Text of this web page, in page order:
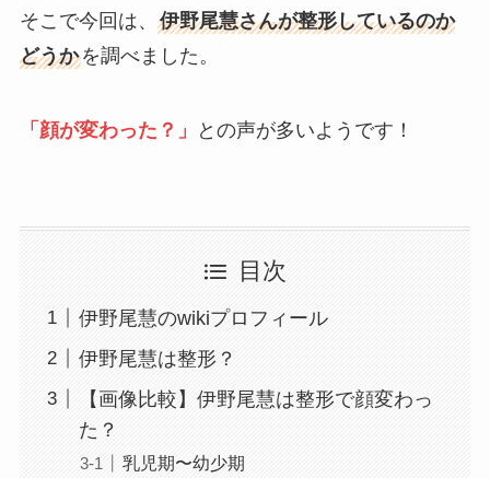
そこで今回は、 伊野尾慧さんが整形しているのか
どうかを調べました。
「顔が変わった？」 との声が多いようです！
目次
伊野尾慧のwikiプロフィール
伊野尾慧は整形？
【画像比較】伊野尾慧は整形で顔変わっ
た？
乳児期〜幼少期